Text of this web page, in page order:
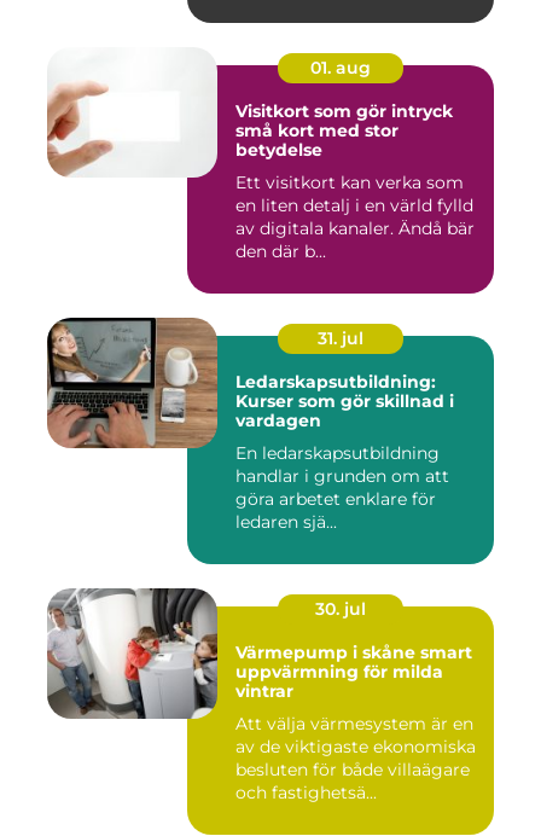
01. aug
Visitkort som gör intryck
små kort med stor
betydelse
Ett visitkort kan verka som
en liten detalj i en värld fylld
av digitala kanaler. Ändå bär
den där b...
31. jul
Ledarskapsutbildning:
Kurser som gör skillnad i
vardagen
En ledarskapsutbildning
handlar i grunden om att
göra arbetet enklare för
ledaren sjä...
30. jul
Värmepump i skåne smart
uppvärmning för milda
vintrar
Att välja värmesystem är en
av de viktigaste ekonomiska
besluten för både villaägare
och fastighetsä...